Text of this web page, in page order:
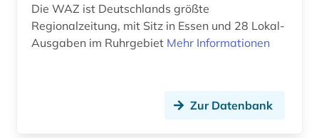
agder (2)
Die WAZ ist Deutschlands größte
Regionalzeitung, mit Sitz in Essen und 28 Lokal-
Ausgaben im Ruhrgebiet Mehr Informationen
Zur Datenbank